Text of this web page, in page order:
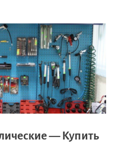
— Купить